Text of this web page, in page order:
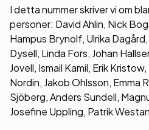
I detta nummer skriver vi om
personer: David Ahlin, Nick
Hampus Brynolf, Ulrika
Dysell, Linda Fors, Johan
Jovell, Ismail Kamil, Erik
Nordin, Jakob Ohlsson, Emma
Sjöberg, Anders Sundell,
Josefine Uppling, Patrik